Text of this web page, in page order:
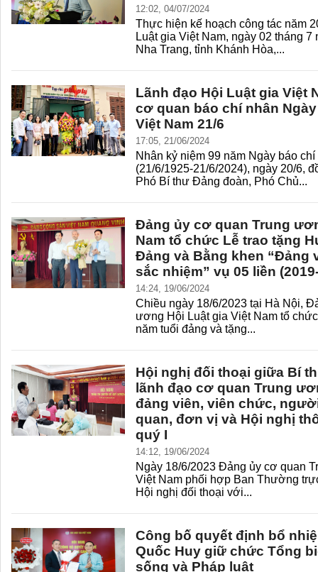
12:02, 04/07/2024
Thực hiện kế hoạch công tác năm
Luật gia Việt Nam, ngày 02 tháng 7
Nha Trang, tỉnh Khánh Hòa,...
Lãnh đạo Hội Luật gia Việt
cơ quan báo chí nhân
Việt Nam 21/6
17:05, 21/06/2024
Nhân kỷ niệm 99 năm Ngày báo
(21/6/1925-21/6/2024), ngày 20/6,
Phó Bí thư Đảng đoàn, Phó Chủ...
Đảng ủy cơ quan Trung
Nam tổ chức Lễ trao tặng
Đảng và Bằng khen “Đảng
sắc nhiệm” vụ 05 liền
14:24, 19/06/2024
Chiều ngày 18/6/2023 tại Hà Nội,
ương Hội Luật gia Việt Nam tổ
năm tuổi đảng và tặng...
Hội nghị đối thoại giữa Bí
lãnh đạo cơ quan Trung
đảng viên, viên chức,
quan, đơn vị và Hội nghị
quý I
14:12, 19/06/2024
Ngày 18/6/2023 Đảng ủy cơ quan
Việt Nam phối hợp Ban Thường
Hội nghị đối thoại với...
Công bố quyết định bổ
Quốc Huy giữ chức Tổng
sống và Pháp luật